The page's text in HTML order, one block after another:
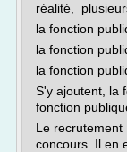
réalité,
la fonction
la fonction
la fonction
S'y ajoutent, la
fonction
Le
concours. Il en